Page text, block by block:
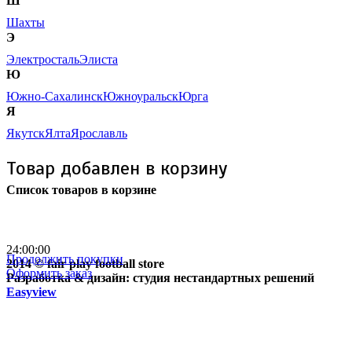
Шахты
Э
ЭлектростальЭлиста
Ю
Южно-СахалинскЮжноуральскЮрга
Я
ЯкутскЯлтаЯрославль
Товар добавлен в корзину
Список товаров в корзине
Продолжить покупки
Оформить заказ
24:00:00
2014 © fair play football store
Разработка & дизайн: студия нестандартных решений
Easyview